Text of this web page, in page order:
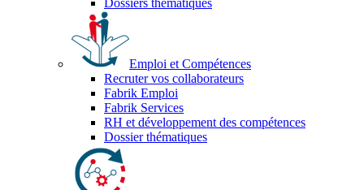
Dossiers thématiques
Emploi et Compétences
Recruter vos collaborateurs
Fabrik Emploi
Fabrik Services
RH et développement des compétences
Dossier thématiques